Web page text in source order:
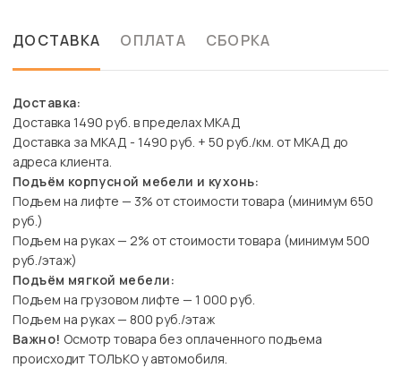
ДОСТАВКА ОПЛАТА СБОРКА
Доставка:
Доставка 1490 руб. в пределах МКАД
Доставка за МКАД - 1490 руб. + 50 руб./км. от МКАД до
адреса клиента.
Подъём корпусной мебели и кухонь:
Подъем на лифте — 3% от стоимости товара (минимум 650
руб.)
Подъем на руках — 2% от стоимости товара (минимум 500
руб./этаж)
Подъём мягкой мебели:
Подъем на грузовом лифте — 1 000 руб.
Подъем на руках — 800 руб./этаж
Важно! Осмотр товара без оплаченного подъема
происходит ТОЛЬКО у автомобиля.